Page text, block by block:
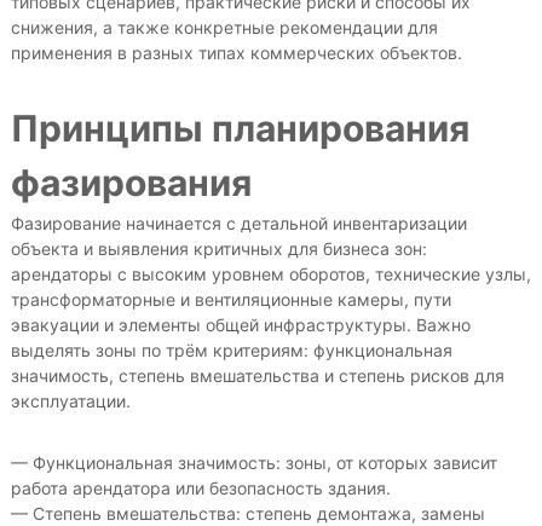
снижения, а также конкретные рекомендации для
применения в разных типах коммерческих объектов.
Принципы планирования
фазирования
Фазирование начинается с детальной инвентаризации
объекта и выявления критичных для бизнеса зон:
арендаторы с высоким уровнем оборотов, технические узлы,
трансформаторные и вентиляционные камеры, пути
эвакуации и элементы общей инфраструктуры. Важно
выделять зоны по трём критериям: функциональная
значимость, степень вмешательства и степень рисков для
эксплуатации.
— Функциональная значимость: зоны, от которых зависит
работа арендатора или безопасность здания.
— Степень вмешательства: степень демонтажа, замены